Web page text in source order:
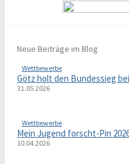
Neue Beiträge im Blog
Wettbewerbe
Götz holt den Bundessieg
31.05.2026
Wettbewerbe
Mein Jugend forscht-Pin
10.04.2026